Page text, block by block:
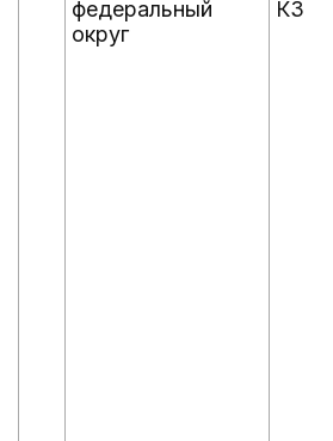
федеральный
округ
КЗ